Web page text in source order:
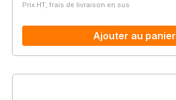
Prix HT, frais de livraison en sus
Ajouter au panier